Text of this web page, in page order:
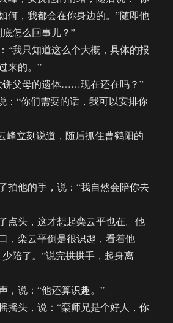
何，我都会在你身边的。”随即他
怎么回事儿？”
我只知道这么个大概，具体的报
来的。”
父母的遗体……现在还在吗？”
“你们需要的话，我可以安排你
立刻说道，随后抓住曹鹤阳的
他的手，说：“我自然会陪你去
头，这才想起栾云平也在。他
，栾云平倒是很识趣，看着他
陪了。”说完拱拱手，起身离
说：“他还算识趣。”
头，说：“栾师兄是个好人，你